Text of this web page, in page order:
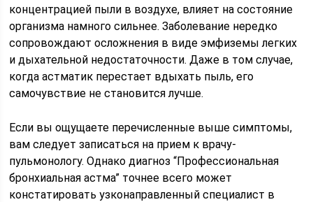
концентрацией пыли в воздухе, влияет на состояние
организма намного сильнее. Заболевание нередко
сопровождают осложнения в виде эмфиземы легких
и дыхательной недостаточности. Даже в том случае,
когда астматик перестает вдыхать пыль, его
самочувствие не становится лучше.
Если вы ощущаете перечисленные выше симптомы,
вам следует записаться на прием к врачу-
пульмонологу. Однако диагноз “Профессиональная
бронхиальная астма” точнее всего может
констатировать узконаправленный специалист в